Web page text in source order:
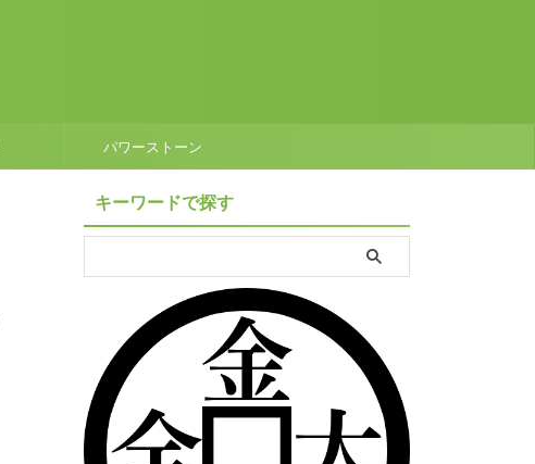
パワーストーン
キーワードで探す